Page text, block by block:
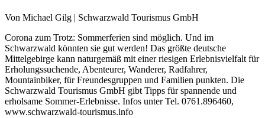
Von Michael Gilg | Schwarzwald Tourismus GmbH
Corona zum Trotz: Sommerferien sind möglich. Und im
Schwarzwald könnten sie gut werden! Das größte deutsche
Mittelgebirge kann naturgemäß mit einer riesigen Erlebnisvielfalt für
Erholungssuchende, Abenteurer, Wanderer, Radfahrer,
Mountainbiker, für Freundesgruppen und Familien punkten. Die
Schwarzwald Tourismus GmbH gibt Tipps für spannende und
erholsame Sommer-Erlebnisse. Infos unter Tel. 0761.896460,
www.schwarzwald-tourismus.info